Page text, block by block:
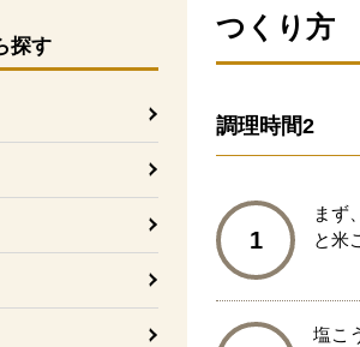
探す
つくり方
調理時間2
1
まず
と米
塩こ